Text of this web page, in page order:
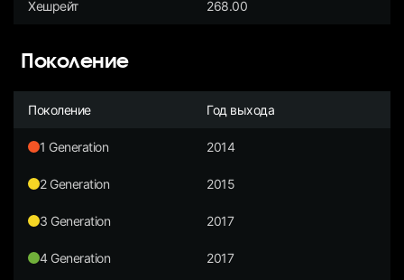
Хешрейт 268.00
Поколение
Поколение Год выхода
1 Generation 2014
2 Generation 2015
3 Generation 2017
4 Generation 2017